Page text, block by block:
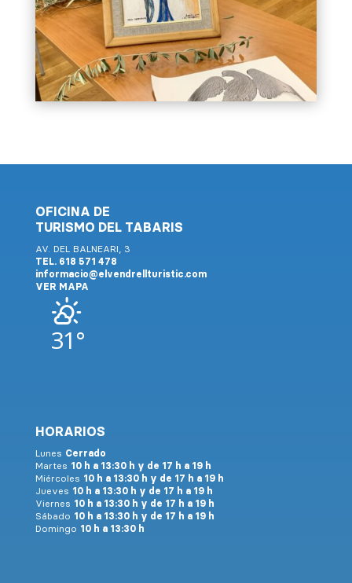
OFICINA DE
TURISMO DEL TABARIS
AV. DEL BALNEARI, 3
TEL. 618 571 478
informacio@elvendrellturistic.com
VER MAPA
31°
HORARIOS
Lunes Cerrado
Martes 10 h a 13:30 h y de 17 h a 19 h
Miércoles 10 h a 13:30 h y de 17 h a 19 h
Jueves 10 h a 13:30 h y de 17 h a 19 h
Viernes 10 h a 13:30 h y de 17 h a 19 h
Sábado 10 h a 13:30 h y de 17 h a 19 h
Domingo 10 h a 13:30 h